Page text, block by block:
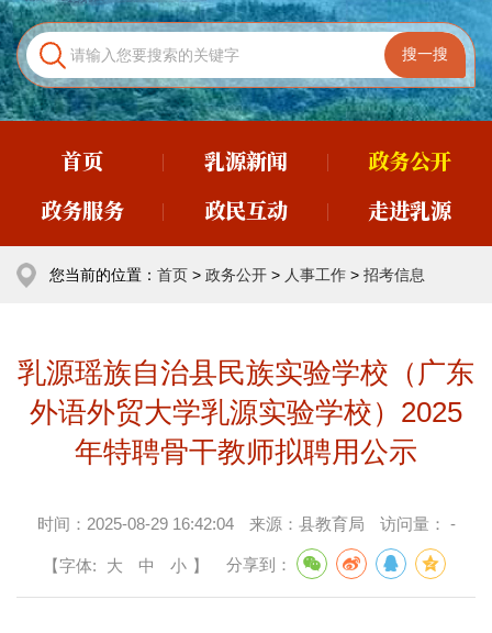
首页 乳源新闻
政务公开
政务服务
政民互动 走进乳源
您当前的位置： 首页 > 政务公开 > 人事工作 > 招考信息
乳源瑶族自治县民族实验学校（广东
外语外贸大学乳源实验学校）2025
年特聘骨干教师拟聘用公示
时间： 2025-08-29 16:42:04 来源： 县教育局 访问量： -
【字体: 大 中 小 】 分享到：